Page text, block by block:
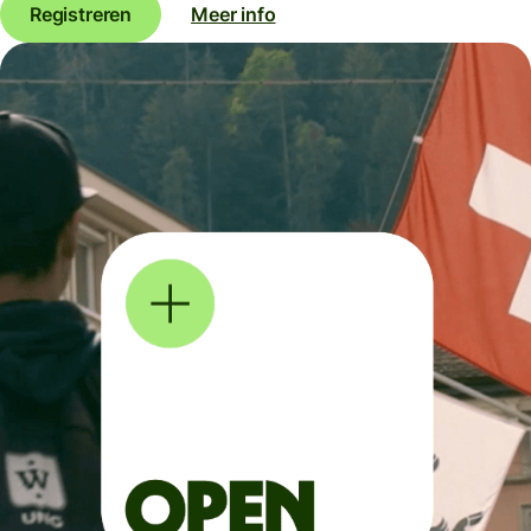
Registreren Meer info